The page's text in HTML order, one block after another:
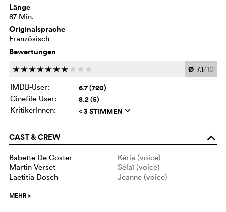
Länge
87 Min.
Originalsprache
Französisch
Bewertungen
ccccccc c c c Ø 7.1/10
IMDB-User:
6.7 (720)
Cinefile-User: 8.2 (5)
KritikerInnen: < 3 STIMMEN q
CAST & CREW o
Babette De Coster
Kéria (voice)
Martin Verset
Selaï (voice)
Laetitia Dosch
Jeanne (voice)
MEHR>